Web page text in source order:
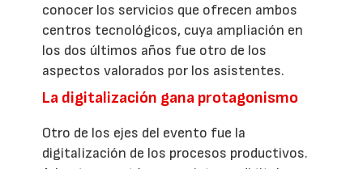
conocer los servicios que ofrecen ambos
centros tecnológicos, cuya ampliación en
los dos últimos años fue otro de los
aspectos valorados por los asistentes.
La digitalización gana protagonismo
Otro de los ejes del evento fue la
digitalización de los procesos productivos.